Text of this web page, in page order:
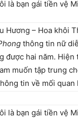
Hương – Hoa khôi
thông tin nữ
được hai năm. Hiện
muốn tập trung
tin về mối quan